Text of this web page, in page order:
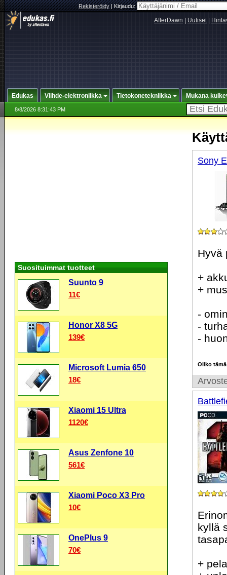
Rekisteröidy|Kirjaudu:
AfterDawn Uutiset|
Edukas Viihde-elektroniikka Tietokonetekniikka Mukana
8/8/2026 8:31:43 PM
Sony
Hyvä
+
+
-
-
-
Oliko
kyllä
+
Suosituimmat tuotteet
Suunto 9
11€
Honor X8 5G
139€
Microsoft Lumia 650
18€
Xiaomi 15 Ultra
1120€
Asus Zenfone 10
561€
Xiaomi Poco X3 Pro
10€
OnePlus 9
70€